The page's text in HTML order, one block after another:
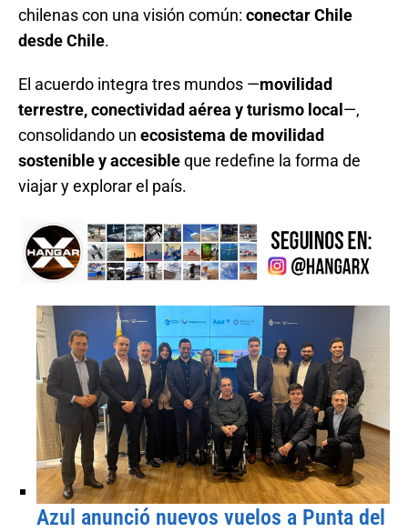
chilenas con una visión común: conectar Chile
desde Chile.
El acuerdo integra tres mundos —movilidad
terrestre, conectividad aérea y turismo local —,
consolidando un ecosistema de movilidad
sostenible y accesibleque redefine la forma de
viajar y explorar el país.
Azul anunció nuevos vuelos a Punta del